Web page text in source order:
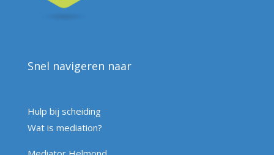
Snel navigeren naar
Hulp bij scheiding
Wat is mediation?